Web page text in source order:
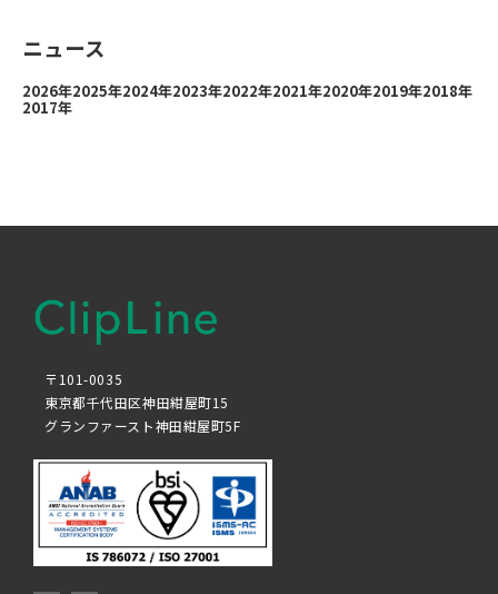
ニュース
2026年2025年2024年2023年2022年2021年2020年2019年2018年
2017年
〒101-0035
東京都千代田区神田紺屋町15
グランファースト神田紺屋町5F